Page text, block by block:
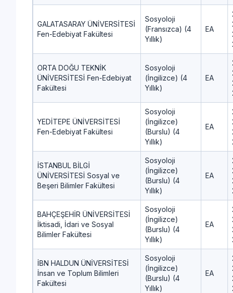
GALATASARAY ÜNİVERSİTESİ
Fen-Edebiyat Fakültesi
Sosyoloji
(Fransızca) (4
Yıllık)
EA
ORTA DOĞU TEKNİK
ÜNİVERSİTESİ Fen-Edebiyat
Fakültesi
Sosyoloji
(İngilizce) (4
Yıllık)
EA
YEDİTEPE ÜNİVERSİTESİ
Fen-Edebiyat Fakültesi
Sosyoloji
(İngilizce)
(Burslu) (4
Yıllık)
EA
İSTANBUL BİLGİ
ÜNİVERSİTESİ Sosyal ve
Beşeri Bilimler Fakültesi
Sosyoloji
(İngilizce)
(Burslu) (4
Yıllık)
EA
BAHÇEŞEHİR ÜNİVERSİTESİ
İktisadi, İdari ve Sosyal
Bilimler Fakültesi
Sosyoloji
(İngilizce)
(Burslu) (4
Yıllık)
EA
İBN HALDUN ÜNİVERSİTESİ
İnsan ve Toplum Bilimleri
Fakültesi
Sosyoloji
(İngilizce)
(Burslu) (4
Yıllık)
EA